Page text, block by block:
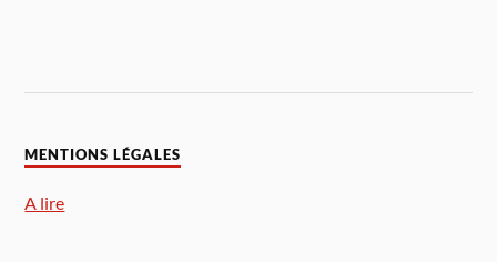
MENTIONS LÉGALES
A lire